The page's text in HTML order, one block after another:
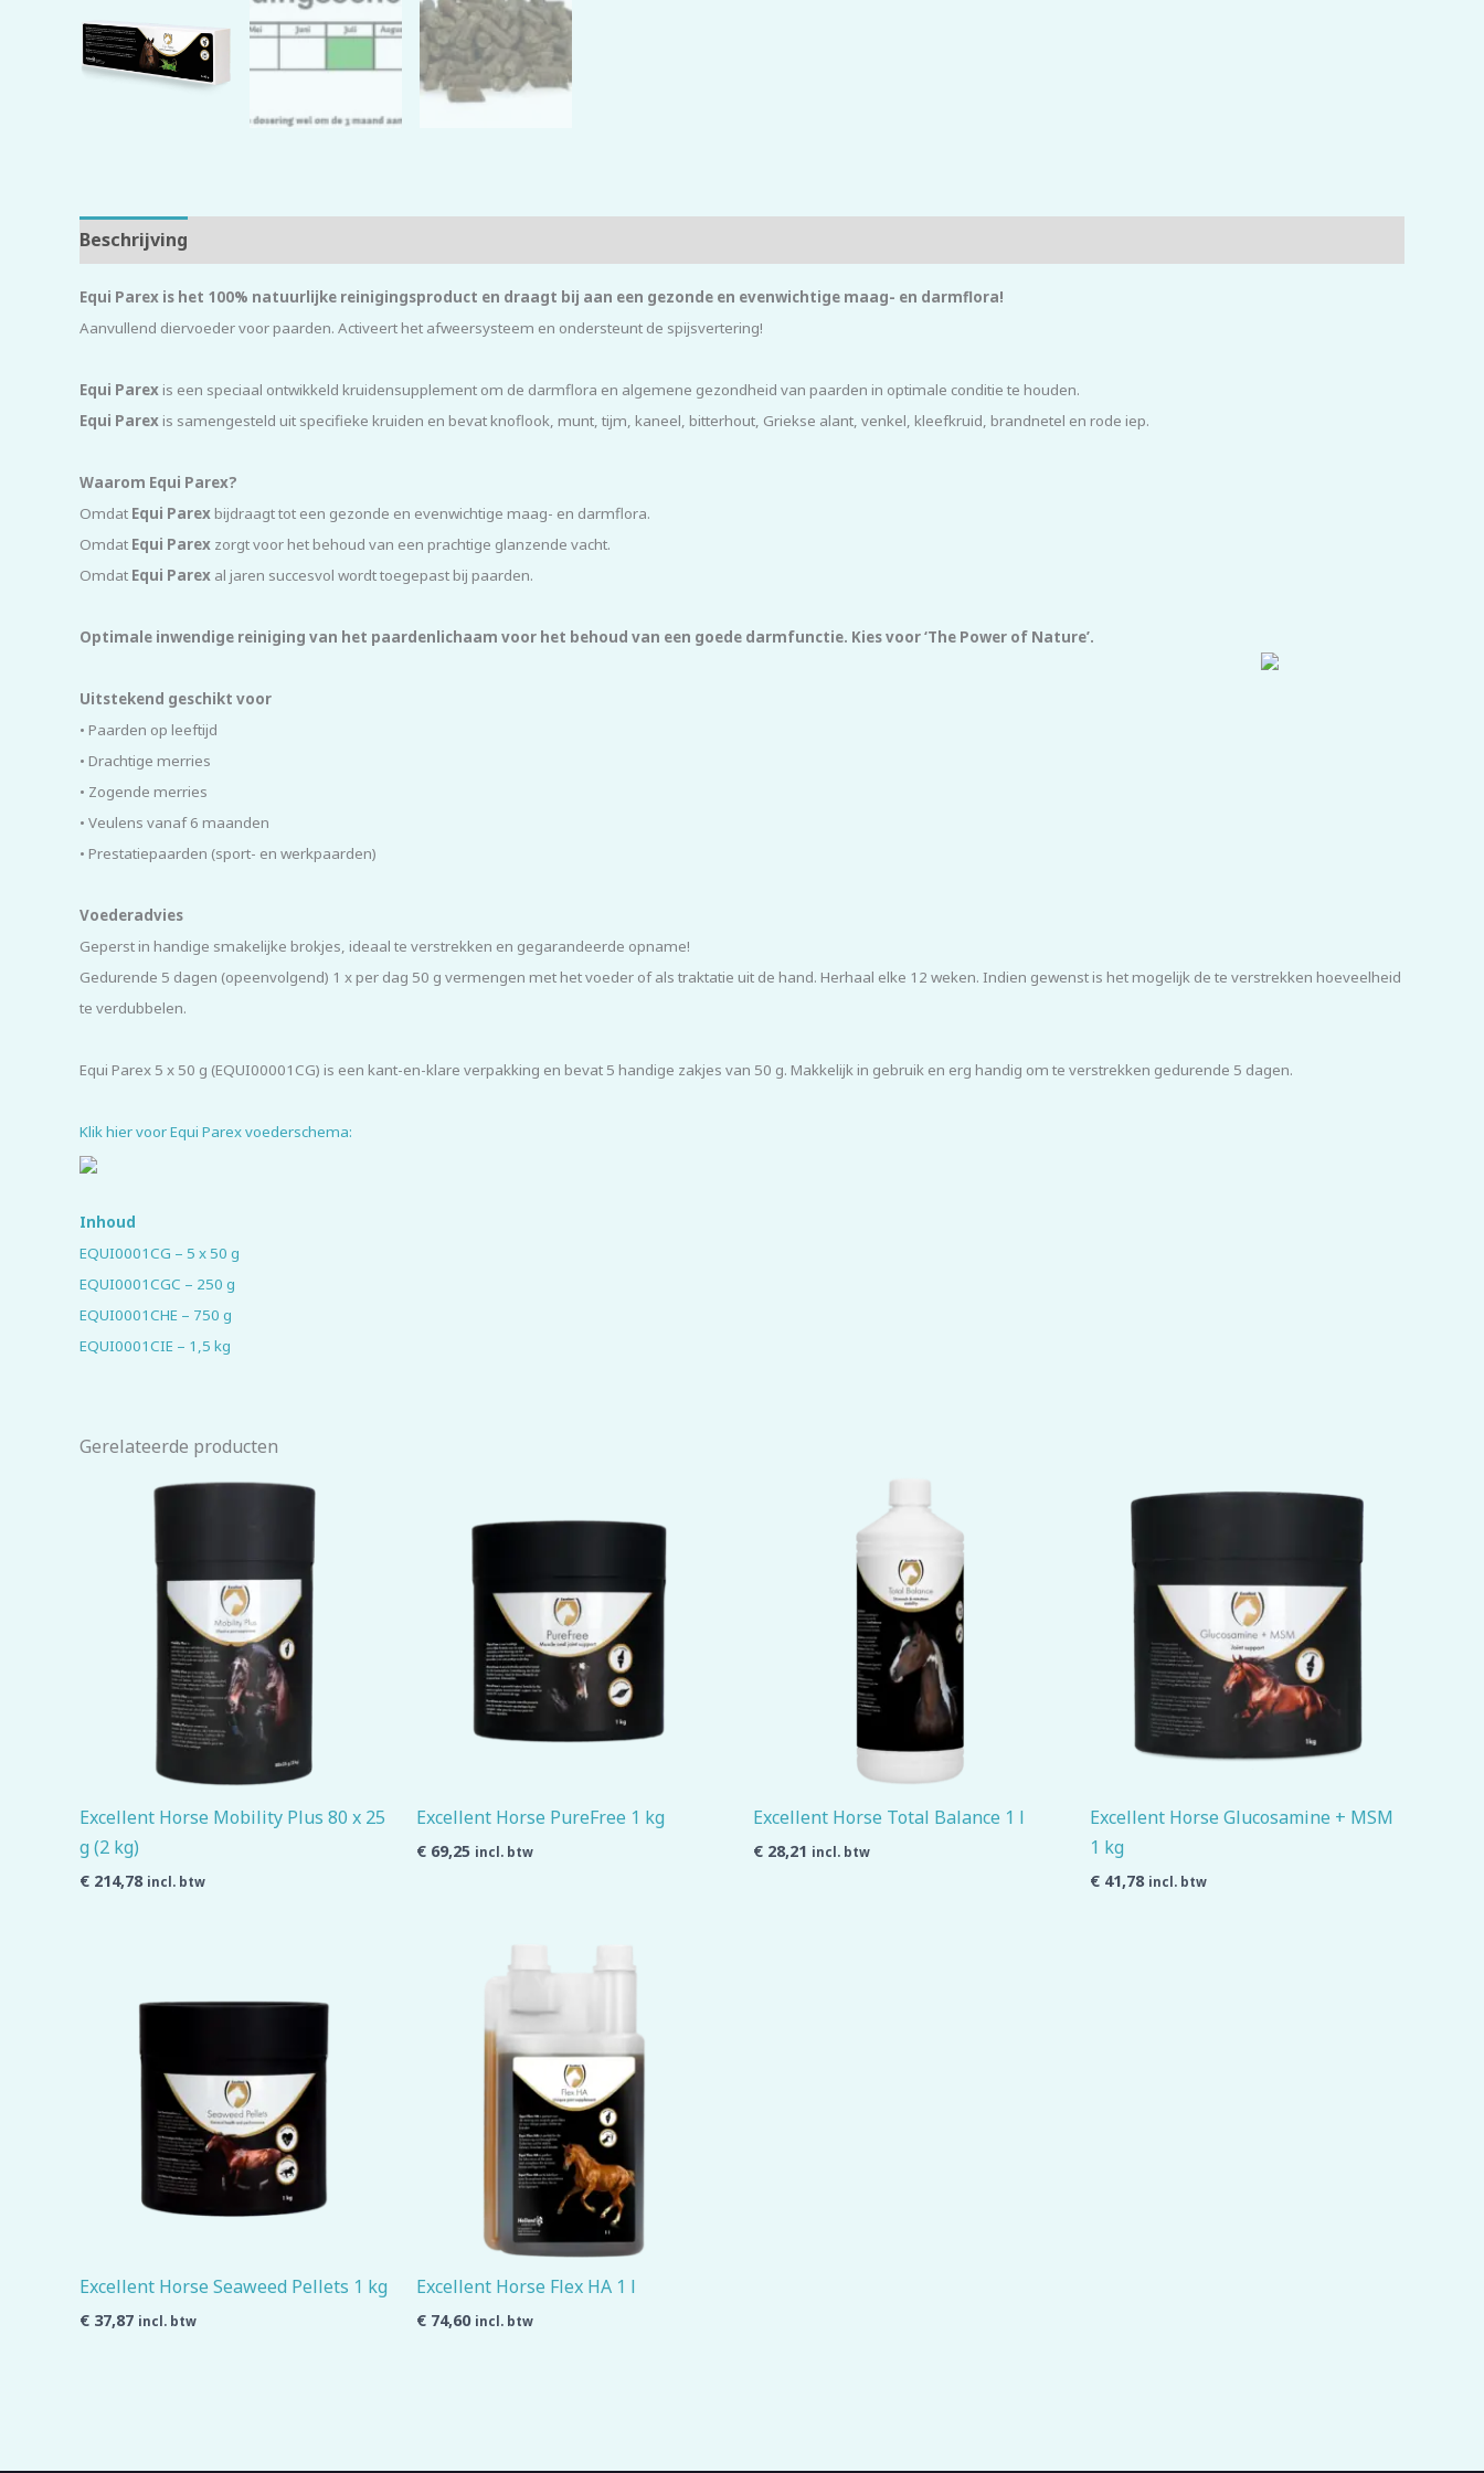
Beschrijving
Equi Parex is het 100% natuurlijke reinigingsproduct en draagt bij aan een gezonde en evenwichtige maag- en darmflora!
Aanvullend diervoeder voor paarden. Activeert het afweersysteem en ondersteunt de spijsvertering!
Equi Parexis een speciaal ontwikkeld kruidensupplement om de darmflora en algemene gezondheid van paarden in optimale conditie te houden.
Equi Parexis samengesteld uit specifieke kruiden en bevat knoflook, munt, tijm, kaneel, bitterhout, Griekse alant, venkel, kleefkruid, brandnetel en rode iep.
Waarom Equi Parex?
Omdat Equi Parexbijdraagt tot een gezonde en evenwichtige maag- en darmflora.
Omdat Equi Parex zorgt voor het behoud van een prachtige glanzende vacht.
Omdat Equi Parex al jaren succesvol wordt toegepast bij paarden.
Optimale inwendige reiniging van het paardenlichaam voor het behoud van een goede darmfunctie. Kies voor ‘The Power of Nature’.
Uitstekend geschikt voor
• Paarden op leeftijd
• Drachtige merries
• Zogende merries
• Veulens vanaf 6 maanden
• Prestatiepaarden (sport- en werkpaarden)
Voederadvies
Geperst in handige smakelijke brokjes, ideaal te verstrekken en gegarandeerde opname!
Gedurende 5 dagen (opeenvolgend) 1 x per dag 50 g vermengen met het voeder of als traktatie uit de hand. Herhaal elke 12 weken. Indien gewenst is het mogelijk de te verstrekken hoeveelheid
te verdubbelen.
Equi Parex 5 x 50 g (EQUI00001CG) is een kant-en-klare verpakking en bevat 5 handige zakjes van 50 g. Makkelijk in gebruik en erg handig om te verstrekken gedurende 5 dagen.
Klik hier voor Equi Parex voederschema:
Inhoud
EQUI0001CG – 5 x 50 g
EQUI0001CGC – 250 g
EQUI0001CHE – 750 g
EQUI0001CIE – 1,5 kg
Gerelateerde producten
Excellent Horse Mobility Plus 80 x 25
g (2 kg)
€ 214,78 incl. btw
Excellent Horse PureFree 1 kg
€ 69,25 incl. btw
Excellent Horse Total Balance 1 l
€ 28,21 incl. btw
Excellent Horse Glucosamine + MSM
1 kg
€ 41,78 incl. btw
Excellent Horse Seaweed Pellets 1 kg
€ 37,87 incl. btw
Excellent Horse Flex HA 1 l
€ 74,60 incl. btw